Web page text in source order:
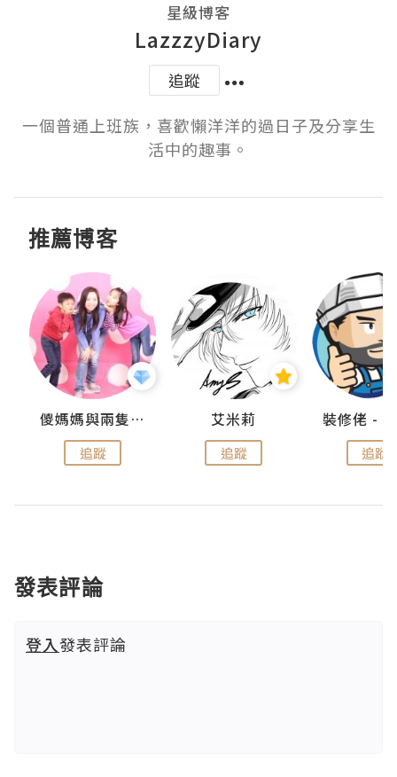
星級博客
LazzzyDiary
追蹤
一個普通上班族，喜歡懶洋洋的過日子及分享生
活中的趣事。
推薦博客
儍媽媽與兩隻小魔怪之家
追蹤
艾米莉
追蹤 追蹤
發表評論
登入發表評論